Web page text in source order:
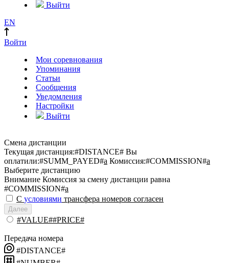
Выйти
EN
Войти
Мои соревнования
Упоминания
Статьи
Сообщения
Уведомления
Настройки
Выйти
Смена дистанции
Текущая дистанция:#DISTANCE# Вы
оплатили:#SUMM_PAYED#a Комиссия:#COMMISSION#a
Выберите дистанцию
Внимание Комиссия за смену дистанции равна
#COMMISSION#a
С условиями трансфера номеров согласен
Далее
#VALUE##PRICE#
Передача номера
#DISTANCE#